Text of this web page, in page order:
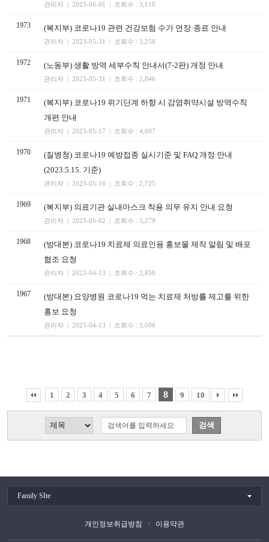
관리자 | 2023-06-01 | 조회수 : 3,110
1973 (복지부) 코로나19 관련 건강보험 수가 연장·종료 안내
관리자 | 2023-05-31 | 조회수 : 3,258
1972 (노동부) 생활 방역 세부수칙 안내서(7-2판) 개정 안내
관리자 | 2023-05-31 | 조회수 : 2,846
1971
(복지부) 코로나19 위기단계 하향 시 감염취약시설 방역수칙
개편 안내
관리자 | 2023-05-17 | 조회수 : 4,607
1970
(질병청) 코로나19 예방접종 실시기준 및 FAQ 개정 안내
(2023.5.15. 기준)
관리자 | 2023-05-16 | 조회수 : 2,725
1969 (복지부) 의료기관 실내마스크 착용 의무 유지 안내 요청
관리자 | 2023-05-02 | 조회수 : 3,279
1968
(방대본) 코로나19 치료제 의료인용 홍보물 제작 알림 및 배포
협조 요청
관리자 | 2023-04-13 | 조회수 : 2,850
1967
(방대본) 요양병원 코로나19 먹는 치료제 처방률 제고를 위한
홍보 요청
관리자 | 2023-04-13 | 조회수 : 3,006
1 2 3 4 5 6 7 8 9 10
Family SIte
개인정보취급방침 이용약관